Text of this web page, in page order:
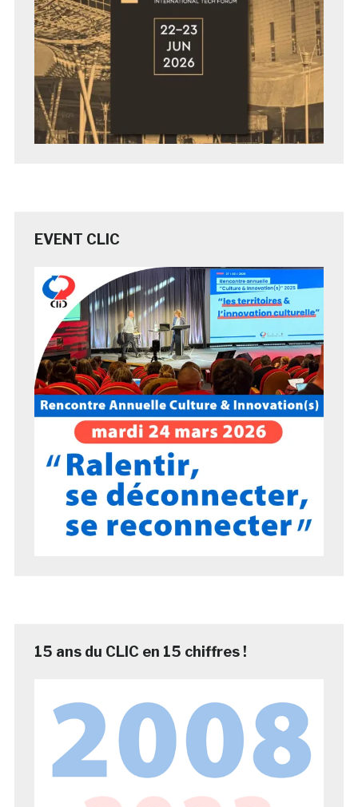
EVENT CLIC
15 ans du CLIC en 15 chiffres !